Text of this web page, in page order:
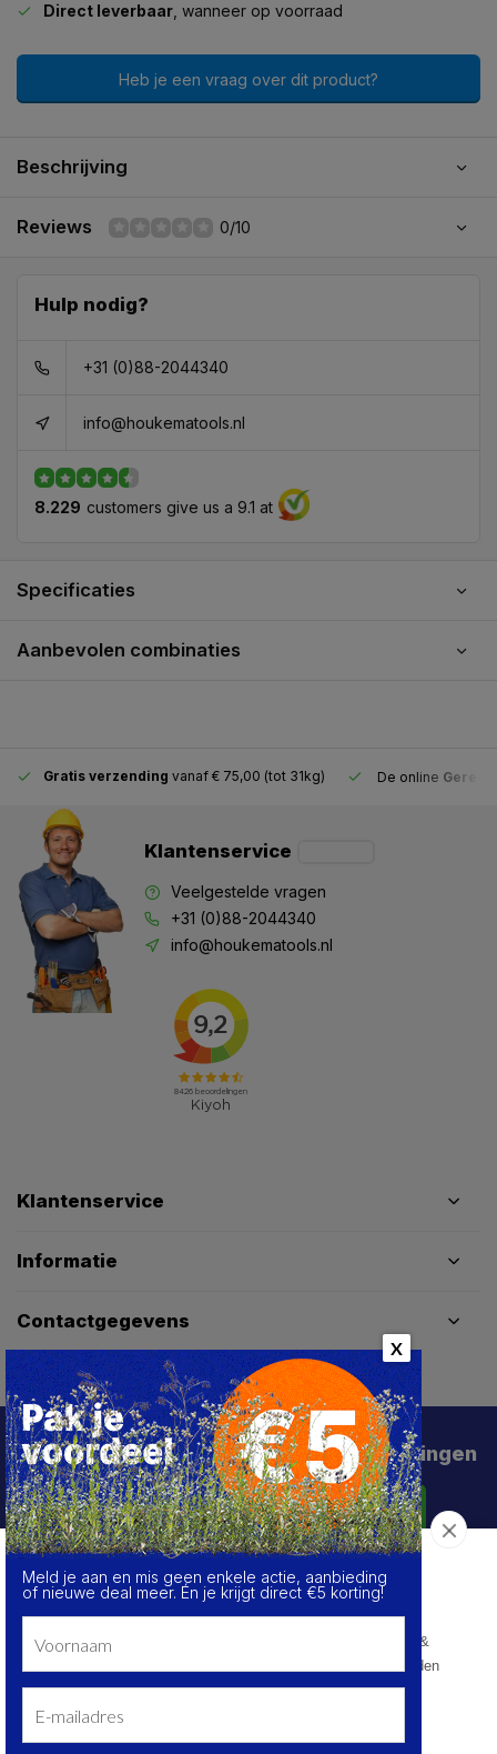
Direct leverbaar , wanneer op voorraad
Heb je een vraag over dit product?
Beschrijving
Reviews 0/10
Hulp nodig?
+31 (0)88-2044340
info@houkematools.nl
8.229 customers give us a 9.1 at
Specificaties
Aanbevolen combinaties
Gratis verzending vanaf € 75,00 (tot 31kg) De online
Klantenservice
Veelgestelde vragen
+31 (0)88-2044340
info@houkematools.nl
Klantenservice
Informatie
Contactgegevens
Schrijf je in voor de beste deals en kortingen
Abonneer
Privacy Policy Algemene voorwaarden Sitemap
Over de cookies op deze website
We maken gebruik van cookies om gegevens m.b.t. de
prestaties en het gebruik van deze website te verzamelen &
analyseren, om sociale netwerkfunctionaliteiten aan te bieden
en onze content & advertenties te verbeteren en
personaliseren.
Kom meer te weten
X
Meld je aan en mis geen enkele actie, aanbieding
of nieuwe deal meer. Én je krijgt direct €5 korting!